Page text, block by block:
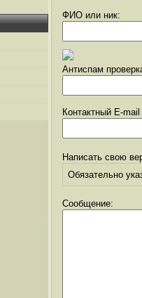
ФИО или ник:
Антиспам
Контактный E-
Написать свою
Обязательно
Сообщение: